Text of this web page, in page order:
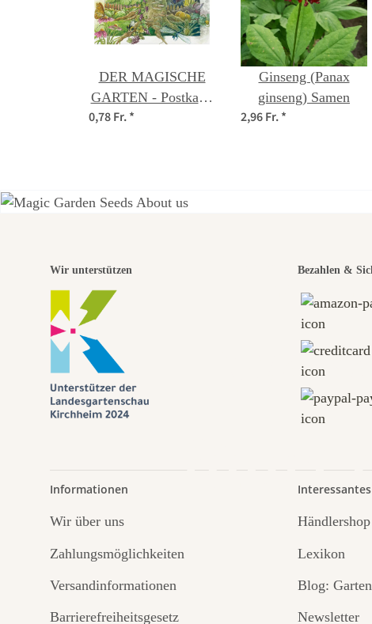
DER MAGISCHE
GARTEN - Postkarte
DIN A6
0,78 Fr.*
Ginseng (Panax
ginseng) Samen
2,96 Fr.*
führt
Wir unterstützen Bezahlen &
Informationen
Wir über uns
Zahlungsmöglichkeiten
Versandinformationen
Barrierefreiheitsgesetz
Interessantes
Händlershop
Lexikon
Blog:
Newsletter